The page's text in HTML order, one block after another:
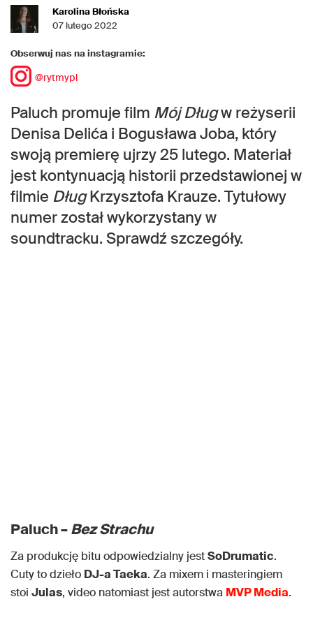
Karolina Błońska
07 lutego 2022
Obserwuj nas na instagramie:
@rytmypl
Paluch promuje film Mój Długw reżyserii
Denisa Delića i Bogusława Joba, który
swoją premierę ujrzy 25 lutego. Materiał
jest kontynuacją historii przedstawionej w
filmie DługKrzysztofa Krauze. Tytułowy
numer został wykorzystany w
soundtracku. Sprawdź szczegóły.
Paluch –Bez Strachu
Za produkcję bitu odpowiedzialny jestSoDrumatic.
Cuty to dzieło DJ-a Taeka. Za mixem i masteringiem
stoi Julas, video natomiast jest autorstwa MVP Media.